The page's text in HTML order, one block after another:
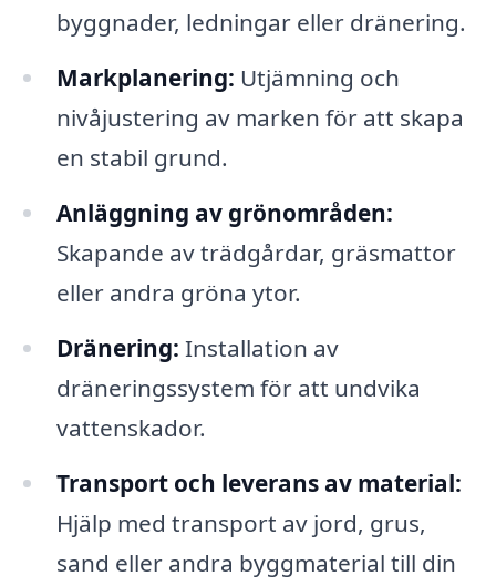
byggnader, ledningar eller dränering.
Markplanering: Utjämning och
nivåjustering av marken för att skapa
en stabil grund.
Anläggning av grönområden:
Skapande av trädgårdar, gräsmattor
eller andra gröna ytor.
Dränering: Installation av
dräneringssystem för att undvika
vattenskador.
Transport och leverans av material:
Hjälp med transport av jord, grus,
sand eller andra byggmaterial till din